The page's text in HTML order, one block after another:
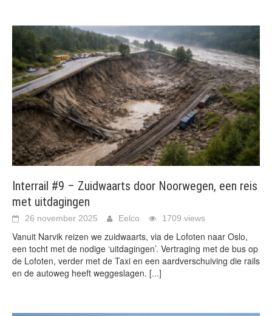
Interrail #9 – Zuidwaarts door Noorwegen, een reis
met uitdagingen
26 november 2025 Eelco 1709 views
Vanuit Narvik reizen we zuidwaarts, via de Lofoten naar Oslo,
een tocht met de nodige ‘uitdagingen’. Vertraging met de bus op
de Lofoten, verder met de Taxi en een aardverschuiving die rails
en de autoweg heeft weggeslagen. [...]